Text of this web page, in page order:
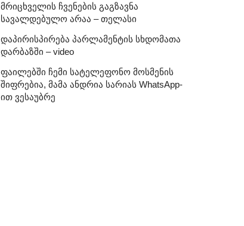
მრიცხველის ჩვენების გაგზავნა
სავალდებულო არაა – თელასი
დაპირისპირება პარლამენტის სხდომათა
დარბაზში – video
ფაილებში ჩემი სატელეფონო მოსმენის
შიფრებია, მამა ანდრია სარიას WhatsApp-
ით ვესაუბრე